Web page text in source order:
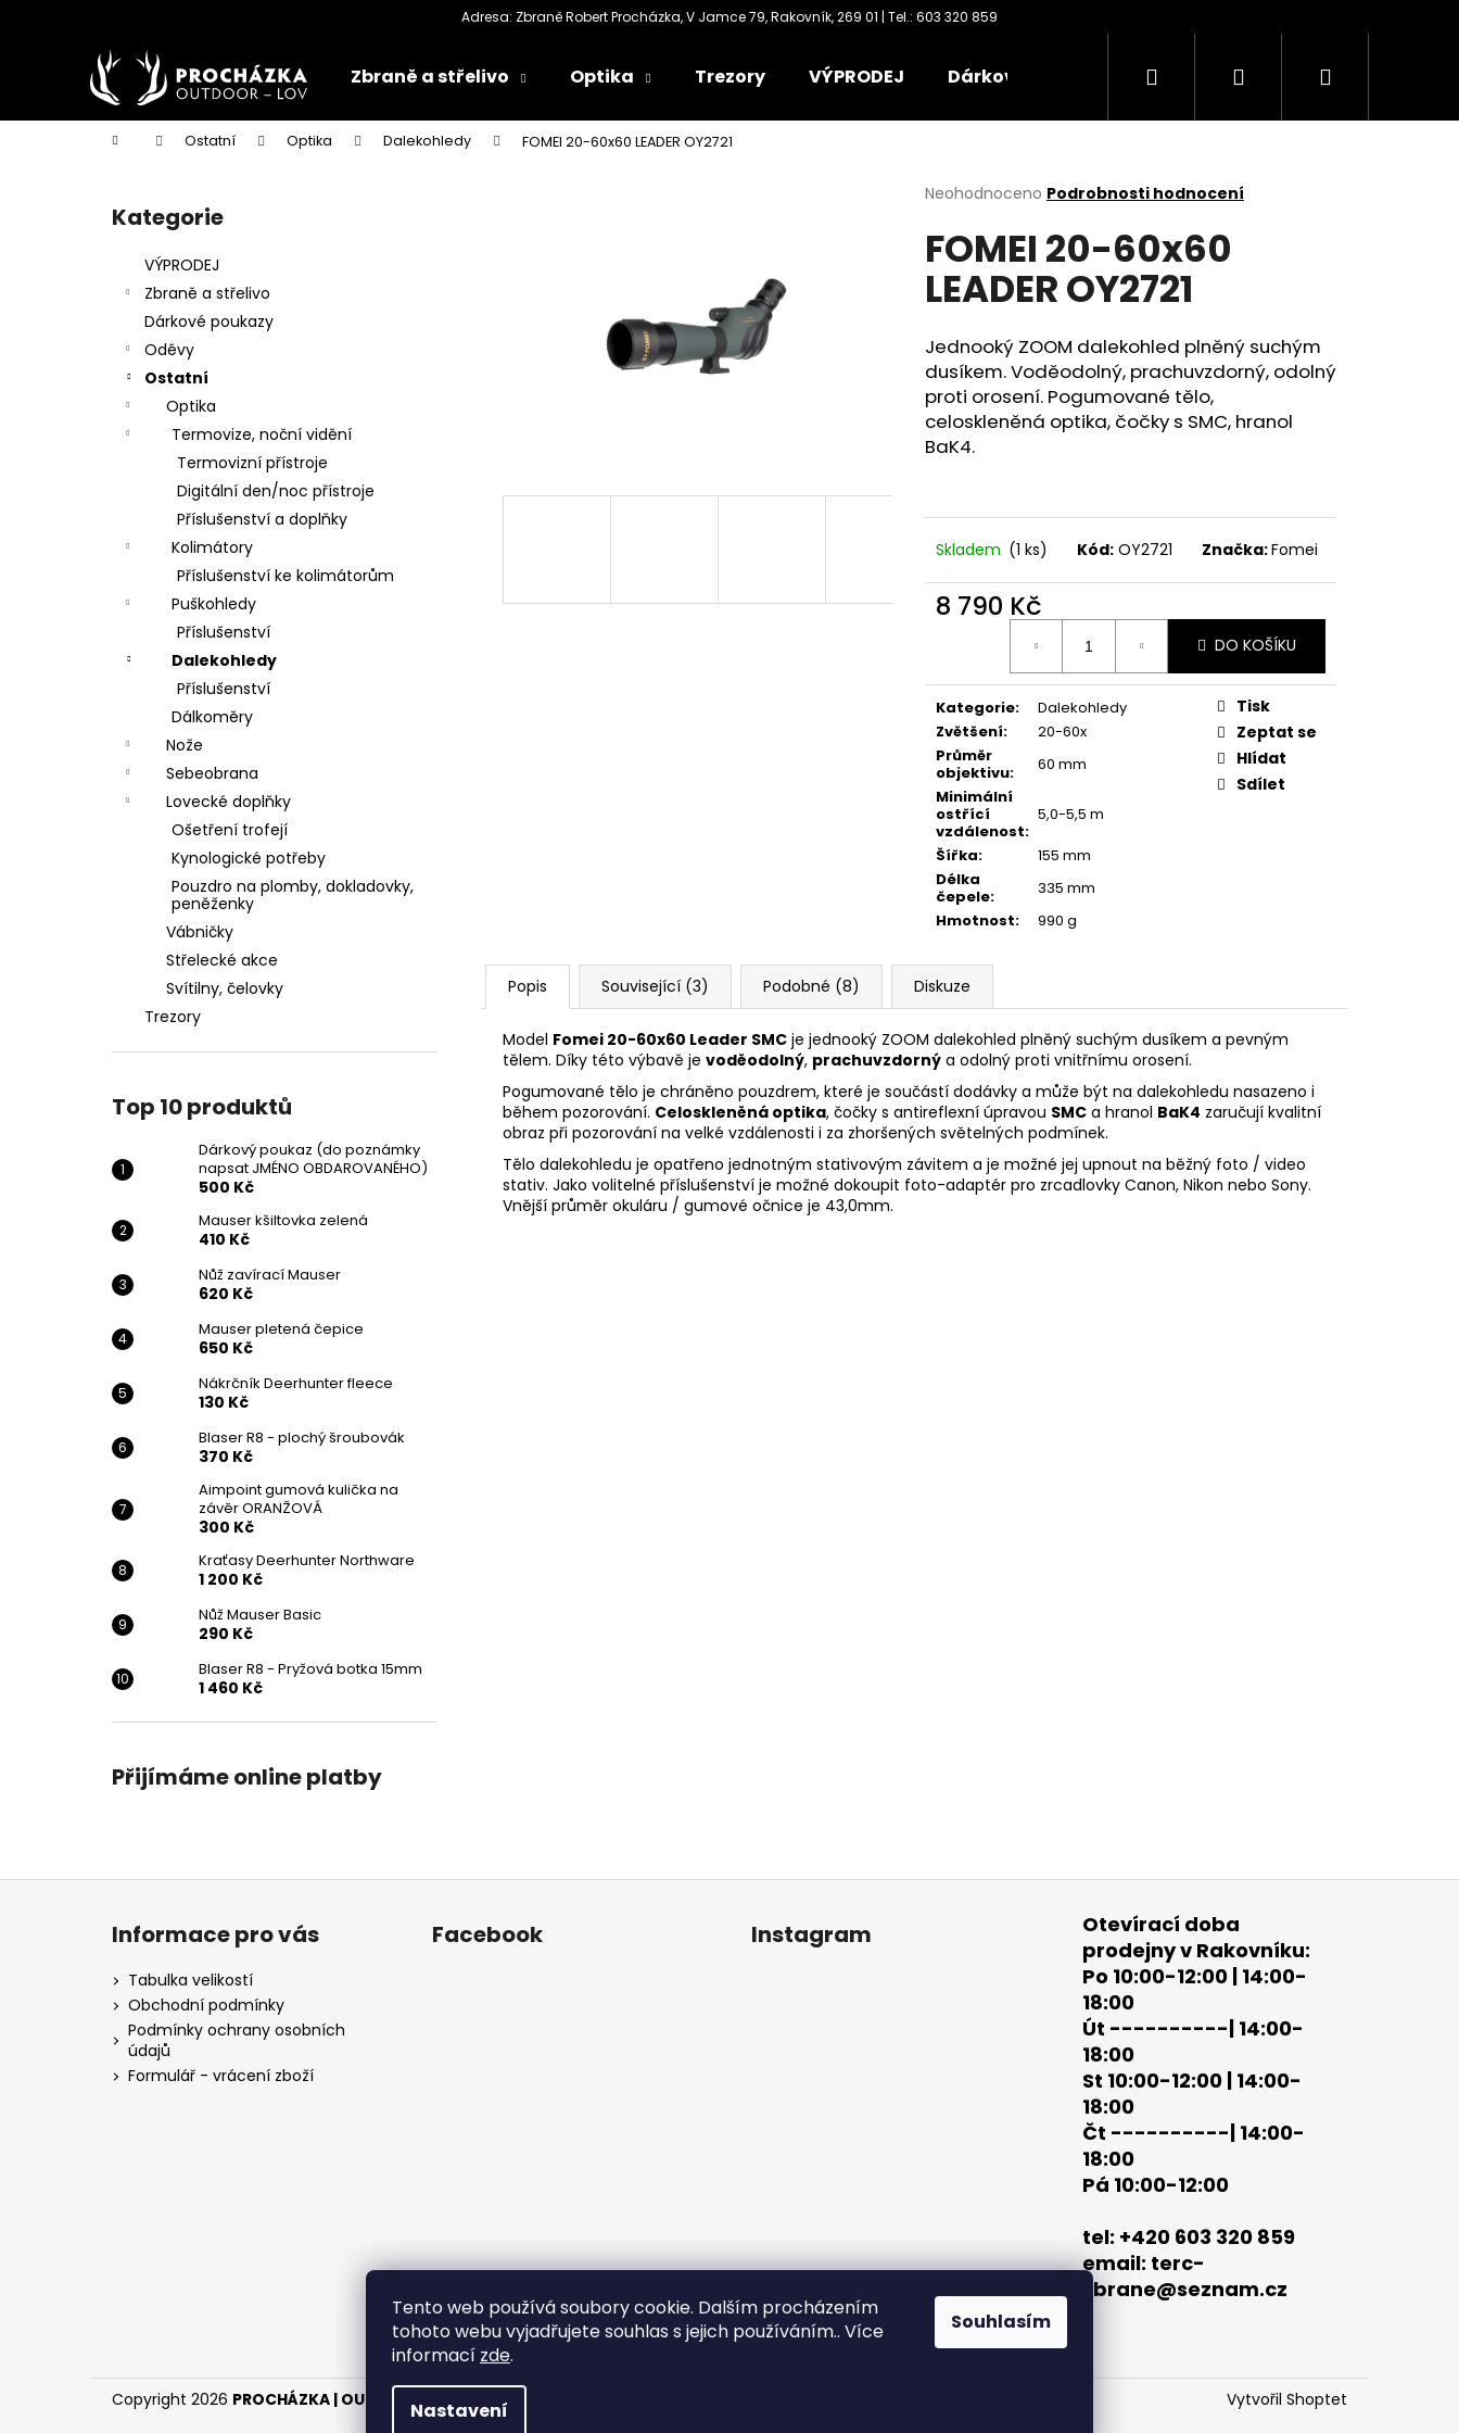
Tento web používá soubory cookie. Dalším procházením
tohoto webu vyjadřujete souhlas s jejich používáním.. Více
informací zde.
Nastavení
Souhlasím
Zbraně a střelivo Optika Trezory VÝPRODEJ Dárkové poukazy Oděvy Kontakty
Hledat PřihlášeníNákupní
Domů Ostatní Optika Dalekohledy FOMEI 20-60x60 LEADER OY2721
Přeskočit
kategorie
Kategorie
VÝPRODEJ
Zbraně a střelivo
Dárkové poukazy
Oděvy
Ostatní
Optika
Termovize, noční vidění
Termovizní přístroje
Digitální den/noc přístroje
Příslušenství a doplňky
Kolimátory
Příslušenství ke kolimátorům
Puškohledy
Příslušenství
Dalekohledy
Příslušenství
Dálkoměry
Nože
Sebeobrana
Lovecké doplňky
Ošetření trofejí
Kynologické potřeby
Pouzdro na plomby, dokladovky,
peněženky
Vábničky
Střelecké akce
Svítilny, čelovky
Trezory
Top 10 produktů
Dárkový poukaz (do poznámky
napsat JMÉNO OBDAROVANÉHO)
500 Kč
Mauser kšiltovka zelená
410 Kč
Nůž zavírací Mauser
620 Kč
Mauser pletená čepice
650 Kč
Nákrčník Deerhunter fleece
130 Kč
Blaser R8 - plochý šroubovák
370 Kč
Aimpoint gumová kulička na
závěr ORANŽOVÁ
300 Kč
Kraťasy Deerhunter Northware
1 200 Kč
Nůž Mauser Basic
290 Kč
Blaser R8 - Pryžová botka 15mm
1 460 Kč
Přijímáme online platby
Průměrné
produktu
je
0,0
hvězdiček.
Neohodnoceno Podrobnosti hodnocení
FOMEI 20-60x60
LEADER OY2721
Jednooký ZOOM dalekohled plněný suchým
dusíkem. Voděodolný, prachuvzdorný, odolný
proti orosení. Pogumované tělo,
celoskleněná optika, čočky s SMC, hranol
BaK4.
Skladem (1 ks) Kód: OY2721 Značka:Fomei
8 790 Kč
DO KOŠÍKU
Kategorie:
Dalekohledy
Zvětšení:
20-60x
Průměr
objektivu:
60 mm
Minimální
ostřící
vzdálenost:
5,0-5,5 m
Šířka:
155 mm
Délka
čepele:
335 mm
Hmotnost: 990 g
Tisk
Zeptat se
Hlídat
Sdílet
Popis Související (3) Podobné (8) Diskuze
Model Fomei 20-60x60 Leader SMC je jednooký ZOOM dalekohled plněný suchým dusíkem a pevným
tělem. Díky této výbavě je voděodolný, prachuvzdorný a odolný proti vnitřnímu orosení.
Pogumované tělo je chráněno pouzdrem, které je součástí dodávky a může být na dalekohledu nasazeno i
během pozorování. Celoskleněná optika, čočky s antireflexní úpravou SMC a hranol BaK4 zaručují kvalitní
obraz při pozorování na velké vzdálenosti i za zhoršených světelných podmínek.
Tělo dalekohledu je opatřeno jednotným stativovým závitem a je možné jej upnout na běžný foto / video
stativ. Jako volitelné příslušenství je možné dokoupit foto-adaptér pro zrcadlovky Canon, Nikon nebo Sony.
Vnější průměr okuláru / gumové očnice je 43,0mm.
k
Zpět
obchodu
Zpět
obchodu
Co potřebujete najít?
Následující
DÁRKOVÝ POUKAZ (DO POZNÁMKY
NAPSAT JMÉNO OBDAROVANÉHO)
500 Kč
MAUSER KŠILTOVKA ZELENÁ
NŮŽ ZAVÍRACÍ MAUSER
Z
Informace pro vás
Tabulka velikostí
Obchodní podmínky
Podmínky ochrany osobních
údajů
Formulář - vrácení zboží
Facebook Instagram
Otevírací doba
prodejny v Rakovníku:
Po 10:00-12:00 | 14:00-
18:00
Út ----------| 14:00-
18:00
St 10:00-12:00 | 14:00-
18:00
Čt ----------| 14:00-
18:00
Pá 10:00-12:00
tel: +420 603 320 859
email: terc-
zbrane@seznam.cz
Vytvořil Shoptet
Copyright 2026 PROCHÁZKA | OUTDOOR - LOV . Všechna práva vyhrazena.